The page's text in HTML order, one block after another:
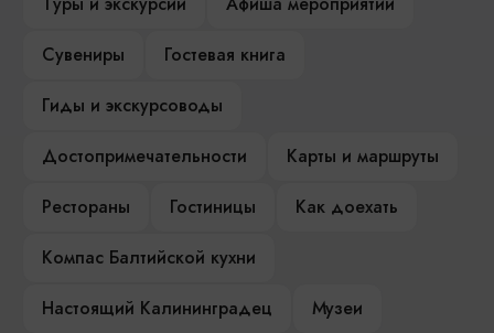
Сувениры
Гостевая книга
Гиды и экскурсоводы
Достопримечательности
Карты и маршруты
Рестораны
Гостиницы
Как доехать
Компас Балтийской кухни
Настоящий Калининградец
Музеи